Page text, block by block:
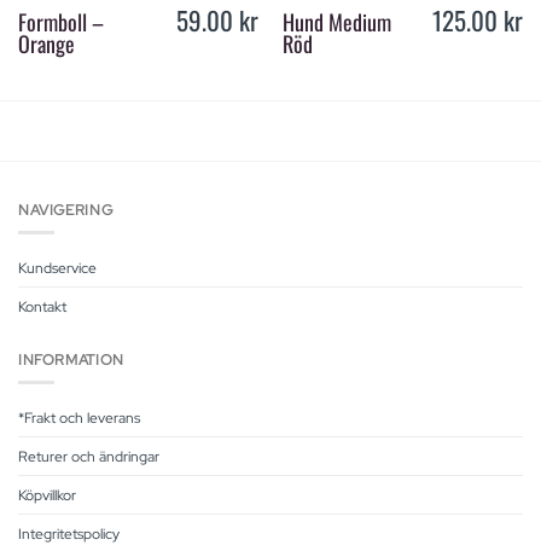
Formboll –
Orange
59.00 kr Hund Medium
Röd
125.00 kr
NAVIGERING
Kundservice
Kontakt
INFORMATION
*Frakt och leverans
Returer och ändringar
Köpvillkor
Integritetspolicy